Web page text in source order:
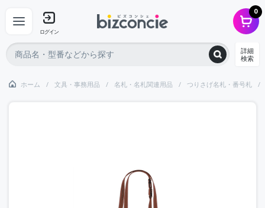
ログイン
0
詳細
検索
ホーム 文具・事務用品 名札・名札関連用品 つりさげ名札・番号札